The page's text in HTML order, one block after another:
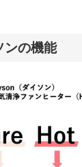
ンの機能